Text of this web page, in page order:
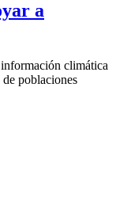
los
a
climática
poblaciones